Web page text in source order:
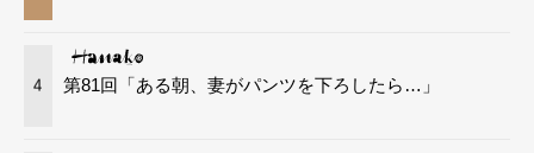
4 第81回「ある朝、妻がパンツを下ろしたら…」